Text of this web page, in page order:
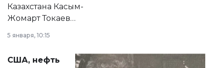
Казахстана Касым-
Жомарт Токаев
сразу несколько
актуальных тем —
от слухов о
5 января, 10:15
США, нефть